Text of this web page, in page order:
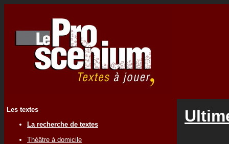
Les textes
La recherche de textes
Théâtre à domicile